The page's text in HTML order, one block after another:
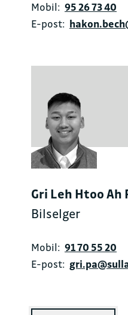
Mobil: 95 26 73 40
E-post:
Gri Leh Htoo Ah
Bilselger
Mobil: 91 70 55 20
E-post: